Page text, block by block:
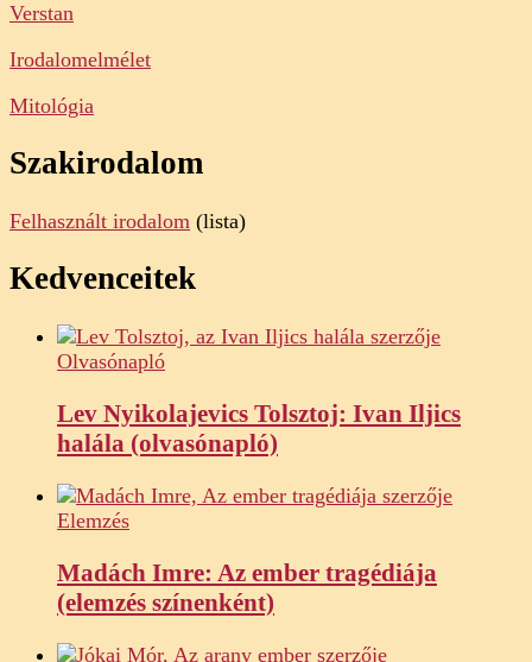
Verstan
Irodalomelmélet
Mitológia
Szakirodalom
Felhasznált irodalom (lista)
Kedvenceitek
Olvasónapló
Lev Nyikolajevics Tolsztoj: Ivan Iljics
halála (olvasónapló)
Elemzés
Madách Imre: Az ember tragédiája
(elemzés színenként)